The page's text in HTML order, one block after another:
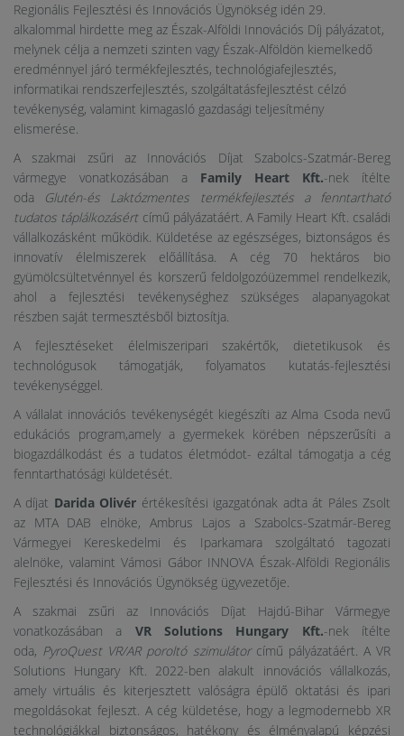
Regionális Fejlesztési és Innovációs Ügynökség idén 29.
alkalommal hirdette meg az Észak-Alföldi Innovációs Díj pályázatot,
melynek célja a nemzeti szinten vagy Észak-Alföldön kiemelkedő
eredménnyel járó termékfejlesztés, technológiafejlesztés,
informatikai rendszerfejlesztés, szolgáltatásfejlesztést célzó
tevékenység, valamint kimagasló gazdasági teljesítmény
elismerése.
A szakmai zsűri az Innovációs Díjat Szabolcs-Szatmár-Bereg
vármegye vonatkozásában a Family Heart Kft.-nek ítélte
oda Glutén-és Laktózmentes termékfejlesztés a fenntartható
tudatos táplálkozásért című pályázatáért. A Family Heart Kft. családi
vállalkozásként működik. Küldetése az egészséges, biztonságos és
innovatív élelmiszerek előállítása. A cég 70 hektáros bio
gyümölcsültetvénnyel és korszerű feldolgozóüzemmel rendelkezik,
ahol a fejlesztési tevékenységhez szükséges alapanyagokat
részben saját termesztésből biztosítja.
A fejlesztéseket élelmiszeripari szakértők, dietetikusok és
technológusok támogatják, folyamatos kutatás-fejlesztési
tevékenységgel.
A vállalat innovációs tevékenységét kiegészíti az Alma Csoda nevű
edukációs program,amely a gyermekek körében népszerűsíti a
biogazdálkodást és a tudatos életmódot- ezáltal támogatja a cég
fenntarthatósági küldetését.
A díjat Darida Olivér értékesítési igazgatónak adta át Páles Zsolt
az MTA DAB elnöke, Ambrus Lajos a Szabolcs-Szatmár-Bereg
Vármegyei Kereskedelmi és Iparkamara szolgáltató tagozati
alelnöke, valamint Vámosi Gábor INNOVA Észak-Alföldi Regionális
Fejlesztési és Innovációs Ügynökség ügyvezetője.
A szakmai zsűri az Innovációs Díjat Hajdú-Bihar Vármegye
vonatkozásában a VR Solutions Hungary Kft.-nek ítélte
oda, PyroQuest VR/AR poroltó szimulátor című pályázatáért. A VR
Solutions Hungary Kft. 2022-ben alakult innovációs vállalkozás,
amely virtuális és kiterjesztett valóságra épülő oktatási és ipari
megoldásokat fejleszt. A cég küldetése, hogy a legmodernebb XR
technológiákkal biztonságos, hatékony és élményalapú képzési